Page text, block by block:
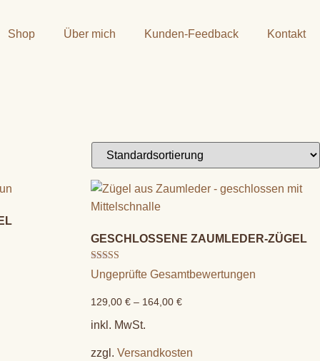
Shop Über mich Kunden-Feedback Kontakt
GESCHLOSSENE ZAUMLEDER-ZÜGEL
Bewertet mit
5.00
Ungeprüfte Gesamtbewertungen
129,00 € – 164,00 €
inkl. MwSt.
zzgl. Versandkosten